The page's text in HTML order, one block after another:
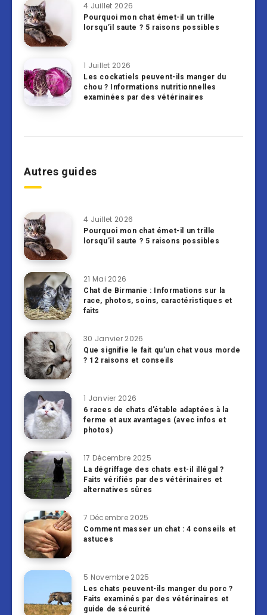
4 Juillet 2026
Pourquoi mon chat émet-il un trille
lorsqu’il saute ? 5 raisons possibles
1 Juillet 2026
Les cockatiels peuvent-ils manger du
chou ? Informations nutritionnelles
examinées par des vétérinaires
Autres guides
4 Juillet 2026
Pourquoi mon chat émet-il un trille
lorsqu’il saute ? 5 raisons possibles
21 Mai 2026
Chat de Birmanie : Informations sur la
race, photos, soins, caractéristiques et
faits
30 Janvier 2026
Que signifie le fait qu’un chat vous morde
? 12 raisons et conseils
1 Janvier 2026
6 races de chats d’étable adaptées à la
ferme et aux avantages (avec infos et
photos)
17 Décembre 2025
La dégriffage des chats est-il illégal ?
Faits vérifiés par des vétérinaires et
alternatives sûres
7 Décembre 2025
Comment masser un chat : 4 conseils et
astuces
5 Novembre 2025
Les chats peuvent-ils manger du porc ?
Faits examinés par des vétérinaires et
guide de sécurité